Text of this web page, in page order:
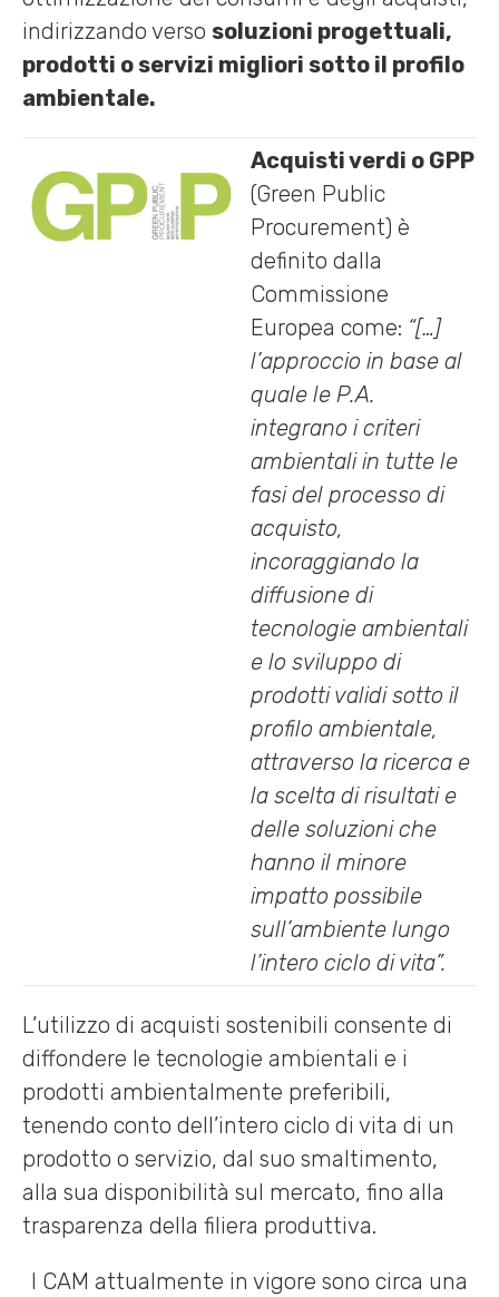
indirizzando verso soluzioni progettuali,
prodotti o servizi migliori sotto il profilo
ambientale.
Acquisti verdi o GPP
(Green Public
Procurement) è
definito dalla
Commissione
Europea come: “[…]
l’approccio in base al
quale le P.A.
integrano i criteri
ambientali in tutte le
fasi del processo di
acquisto,
incoraggiando la
diffusione di
tecnologie ambientali
e lo sviluppo di
prodotti validi sotto il
profilo ambientale,
attraverso la ricerca e
la scelta di risultati e
delle soluzioni che
hanno il minore
impatto possibile
sull’ambiente lungo
l’intero ciclo di vita”.
L’utilizzo di acquisti sostenibili consente di
diffondere le tecnologie ambientali e i
prodotti ambientalmente preferibili,
tenendo conto dell’intero ciclo di vita di un
prodotto o servizio, dal suo smaltimento,
alla sua disponibilità sul mercato, fino alla
trasparenza della filiera produttiva.
I CAM attualmente in vigore sono circa una